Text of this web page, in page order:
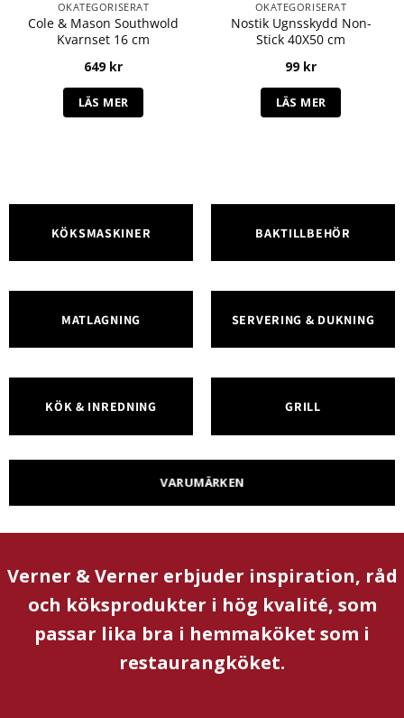
OKATEGORISERAT
Cole & Mason Southwold
Kvarnset 16 cm
649 kr
LÄS MER
OKATEGORISERAT
Nostik Ugnsskydd Non-
Stick 40X50 cm
99 kr
LÄS MER
KÖKSMASKINER BAKTILLBEHÖR
MATLAGNING SERVERING & DUKNING
KÖK & INREDNING GRILL
VARUMÄRKEN
Verner & Verner erbjuder inspiration, råd
och köksprodukter i hög kvalité, som
passar lika bra i hemmaköket som i
restaurangköket.